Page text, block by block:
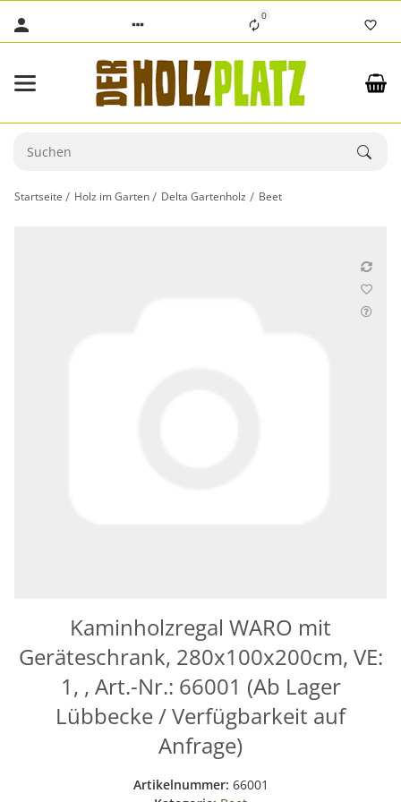
0
Startseite Holz im Garten Delta Gartenholz Beet
Kaminholzregal WARO mit
Geräteschrank, 280x100x200cm, VE:
1, , Art.-Nr.: 66001 (Ab Lager
Lübbecke / Verfügbarkeit auf
Anfrage)
Artikelnummer: 66001